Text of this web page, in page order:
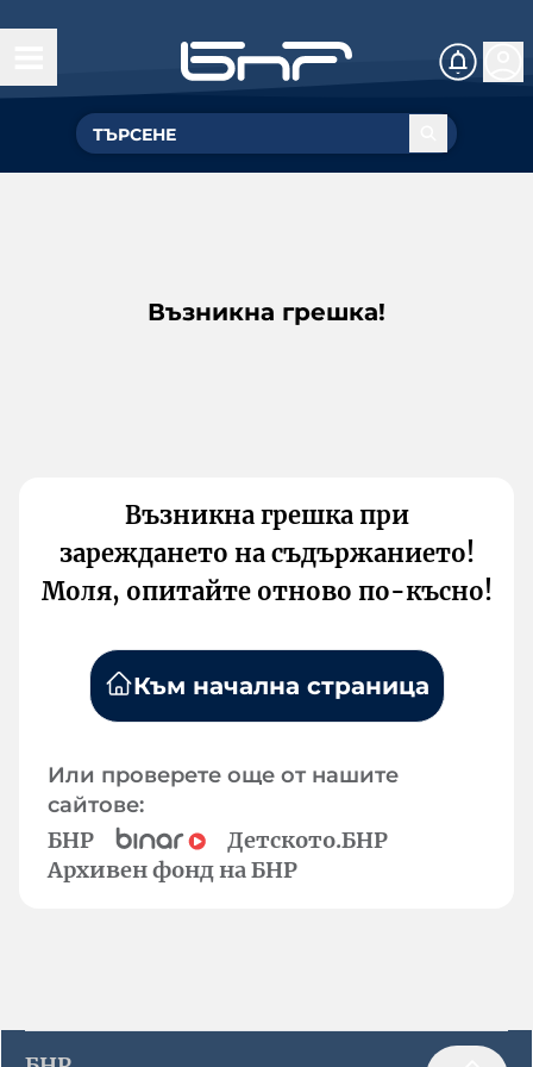
Възникна грешка!
Възникна грешка при
зареждането на съдържанието!
Моля, опитайте отново по-късно!
Към начална страница
Или проверете още от нашите
сайтове:
БНР
Детското.БНР
Архивен фонд на БНР